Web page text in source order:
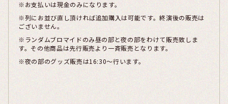
※お支払いは現金のみになります。
※列にお並び直し頂ければ追加購入は可能です。終演後の販売は
ございません。
※ランダムブロマイドのみ昼の部と夜の部をわけて販売致しま
す。その他商品は先行販売より一斉販売となります。
※夜の部のグッズ販売は16:30～行います。